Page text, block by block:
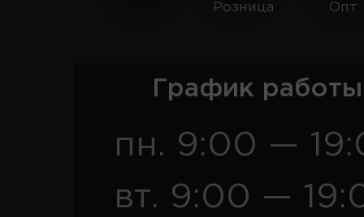
Розница Опт
График
пн. 9:00 —
вт. 9:00 —